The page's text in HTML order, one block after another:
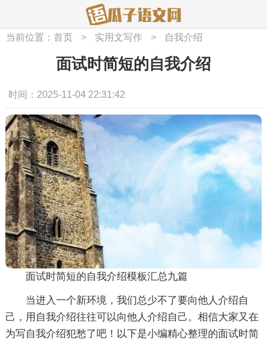
当前位置： 首页 > 实用文写作 > 自我介绍
面试时简短的自我介绍
时间：2025-11-04 22:31:42
面试时简短的自我介绍模板汇总九篇
当进入一个新环境，我们总少不了要向他人介绍自
己，用自我介绍往往可以向他人介绍自己。相信大家又在
为写自我介绍犯愁了吧！以下是小编精心整理的面试时简